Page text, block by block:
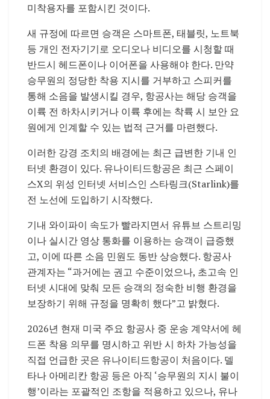
미착용자를 포함시킨 것이다.
새 규정에 따르면 승객은 스마트폰, 태블릿, 노트북
등 개인 전자기기로 오디오나 비디오를 시청할 때
반드시 헤드폰이나 이어폰을 사용해야 한다. 만약
승무원의 정당한 착용 지시를 거부하고 스피커를
통해 소음을 발생시킬 경우, 항공사는 해당 승객을
이륙 전 하차시키거나 이륙 후에는 착륙 시 보안 요
원에게 인계할 수 있는 법적 근거를 마련했다.
이러한 강경 조치의 배경에는 최근 급변한 기내 인
터넷 환경이 있다. 유나이티드항공은 최근 스페이
스X의 위성 인터넷 서비스인 스타링크(Starlink)를
전 노선에 도입하기 시작했다.
기내 와이파이 속도가 빨라지면서 유튜브 스트리밍
이나 실시간 영상 통화를 이용하는 승객이 급증했
고, 이에 따른 소음 민원도 동반 상승했다. 항공사
관계자는 “과거에는 권고 수준이었으나, 초고속 인
터넷 시대에 맞춰 모든 승객의 정숙한 비행 환경을
보장하기 위해 규정을 명확히 했다”고 밝혔다.
2026년 현재 미국 주요 항공사 중 운송 계약서에 헤
드폰 착용 의무를 명시하고 위반 시 하차 가능성을
직접 언급한 곳은 유나이티드항공이 처음이다. 델
타나 아메리칸 항공 등은 아직 ‘승무원의 지시 불이
행’이라는 포괄적인 조항을 적용하고 있으나, 유나